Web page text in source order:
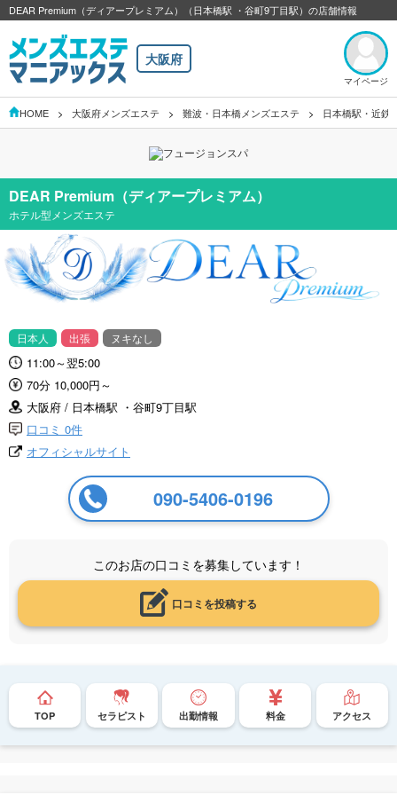
DEAR Premium（ディアープレミアム）（日本橋駅 ・谷町9丁目駅）の店舗情報
大阪府
マイページ
HOME 大阪府メンズエステ 難波・日本橋メンズエステ 日本橋駅・近鉄
DEAR Premium（ディアープレミアム）
ホテル型メンズエステ
日本人 出張 ヌキなし
11:00～翌5:00
70分 10,000円～
大阪府 / 日本橋駅 ・谷町9丁目駅
口コミ 0件
オフィシャルサイト
090-5406-0196
このお店の口コミを募集しています！
口コミを投稿する
TOP セラピスト 出勤情報 料金 アクセス